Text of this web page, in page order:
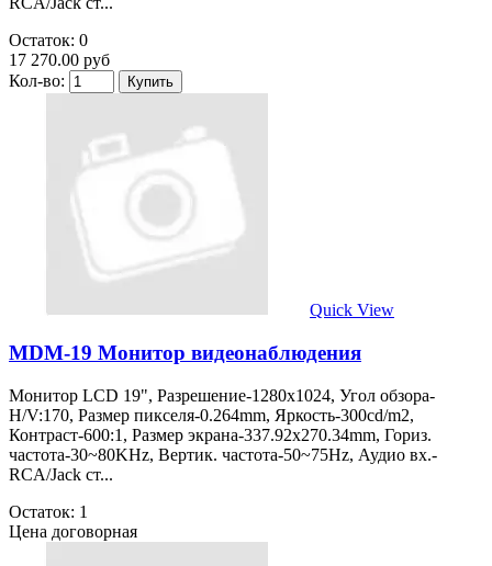
Остаток: 0
17 270.00 руб
Кол-во:
Quick View
MDM-19 Монитор видеонаблюдения
Монитор LCD 19", Разрешение-1280х1024, Угол обзора-
H/V:170, Размер пикселя-0.264mm, Яркость-300cd/m2,
Контраст-600:1, Размер экрана-337.92х270.34mm, Гориз.
частота-30~80KHz, Вертик. частота-50~75Hz, Аудио вх.-
RCA/Jack ст...
Остаток: 1
Цена договорная